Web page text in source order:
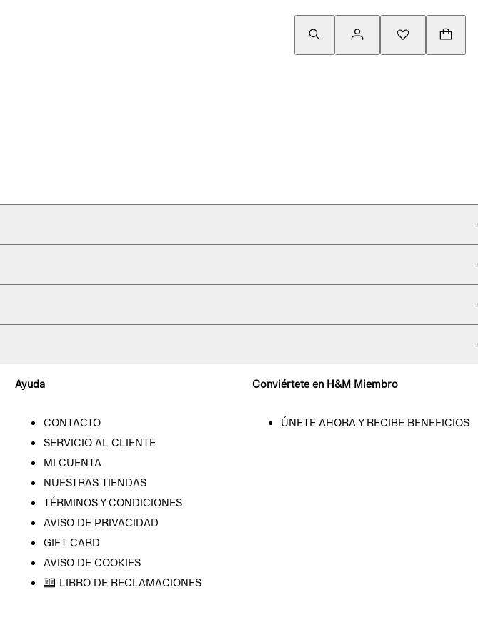
Ayuda
CONTACTO
SERVICIO AL CLIENTE
MI CUENTA
NUESTRAS TIENDAS
TÉRMINOS Y CONDICIONES
AVISO DE PRIVACIDAD
GIFT CARD
AVISO DE COOKIES
LIBRO DE RECLAMACIONES
Conviértete en H&M Miembro
ÚNETE AHORA Y RECIBE BENEFICIOS